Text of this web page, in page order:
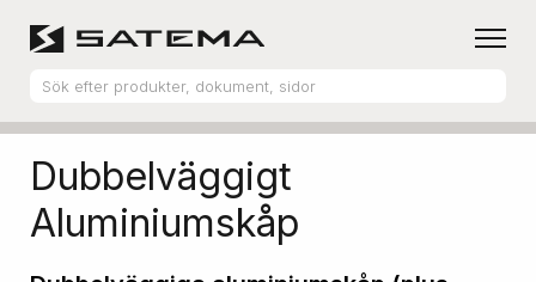
Produktsortiment Aluminiumskåp
Dubbelväggigt
Aluminiumskåp